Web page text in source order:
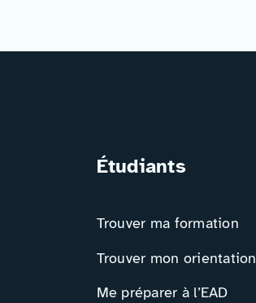
Étudiants
Trouver ma formation
Trouver mon orientation
Me préparer à l’EAD